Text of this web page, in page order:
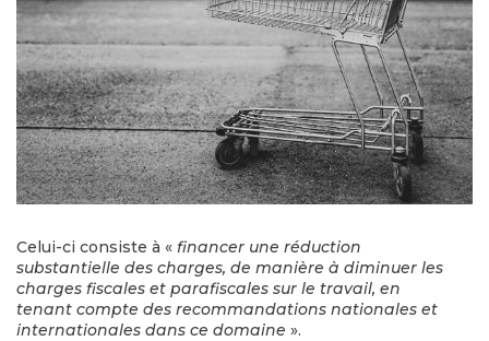
Celui-ci consiste à « financer une réduction
substantielle des charges, de manière à diminuer les
charges fiscales et parafiscales sur le travail, en
tenant compte des recommandations nationales et
internationales dans ce domaine ».